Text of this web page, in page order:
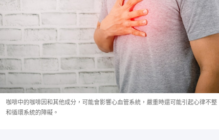
咖啡中的咖啡因和其他成分，可能會影響心血管系統，嚴重時還可能引起心律不整
和循環系統的障礙。